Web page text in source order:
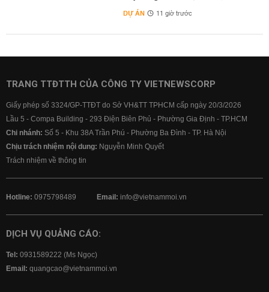
DỰ ÁN 11 giờ trước
TRANG TTĐTTH CỦA CÔNG TY VIETNEWSCORP
Giấy phép số 3324/GP-TTĐT do Sở VH&TT TPHCM cấp ngày 20/3/2026
Lầu 5 - Compa Building - 293 Điện Biên Phủ - Phường Gia Định - TP.HCM
Chi nhánh: Số 5 - Khu 38A Trần Phú - Phường Ba Đình - TP. Hà Nội
Chịu trách nhiệm nội dung: Nguyễn Minh Quyết
Trách nhiệm về thông tin
Hotline: 0975798489 Email: info@vietnammoi.vn
DỊCH VỤ QUẢNG CÁO:
Tel: 0931589222 (Ms Ngọc)
Email: quangcao@vietnammoi.vn